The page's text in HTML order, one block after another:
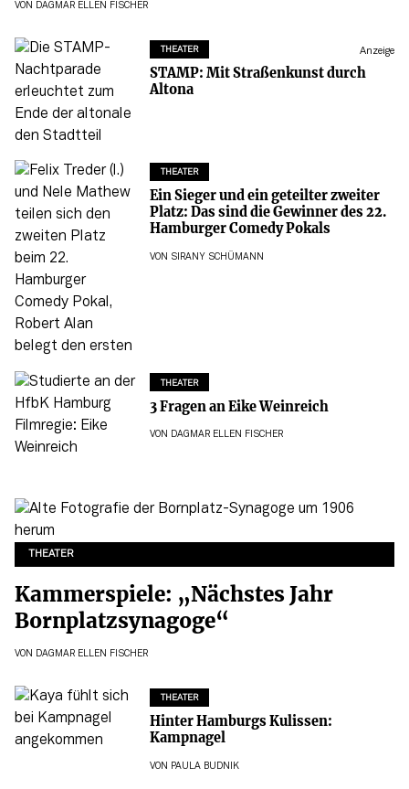
VON DAGMAR ELLEN FISCHER
THEATER Anzeige
STAMP: Mit Straßenkunst durch
Altona
THEATER
Ein Sieger und ein geteilter zweiter
Platz: Das sind die Gewinner des 22.
Hamburger Comedy Pokals
VON SIRANY SCHÜMANN
THEATER
3 Fragen an Eike Weinreich
VON DAGMAR ELLEN FISCHER
THEATER
Kammerspiele: „Nächstes Jahr
Bornplatzsynagoge“
VON DAGMAR ELLEN FISCHER
THEATER
Hinter Hamburgs Kulissen:
Kampnagel
VON PAULA BUDNIK